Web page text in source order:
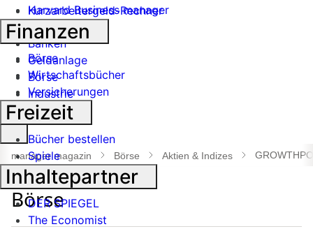
Harvard Business manager
Handel
Banken
Geldanlage
Börse
Industrie
Suche
öffnen
manager magazin Börse Aktien & Indizes
Kurzarbeitergeld-Rechner
Finanzen
Börse
Wirtschaftsbücher
Versicherungen
Freizeit
Bücher bestellen
Spiele
Inhaltepartner
DER SPIEGEL
The Economist